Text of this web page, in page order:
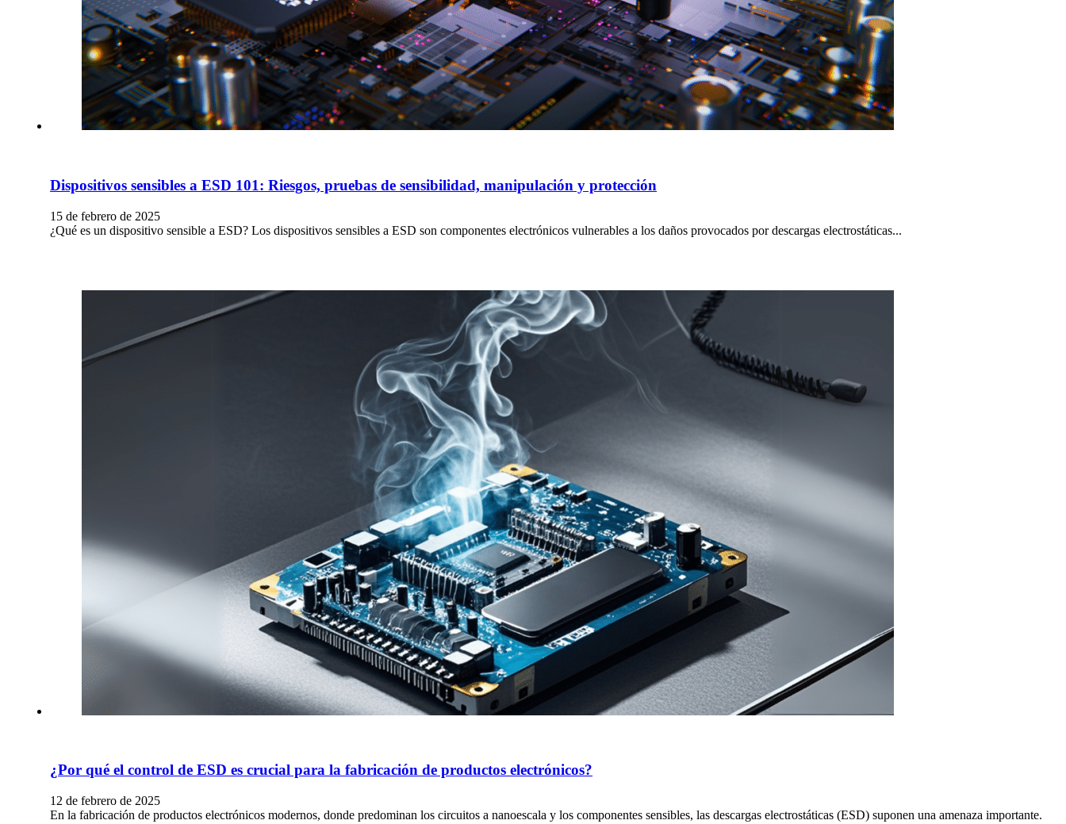
Dispositivos sensibles a ESD 101: Riesgos, pruebas de sensibilidad, manipulación y protección
15 de febrero de 2025
¿Qué es un dispositivo sensible a ESD? Los dispositivos sensibles a ESD son componentes electrónicos vulnerables a los daños provocados por descargas electrostáticas...
¿Por qué el control de ESD es crucial para la fabricación de productos electrónicos?
12 de febrero de 2025
En la fabricación de productos electrónicos modernos, donde predominan los circuitos a nanoescala y los componentes sensibles, las descargas electrostáticas (ESD) suponen una amenaza importante.